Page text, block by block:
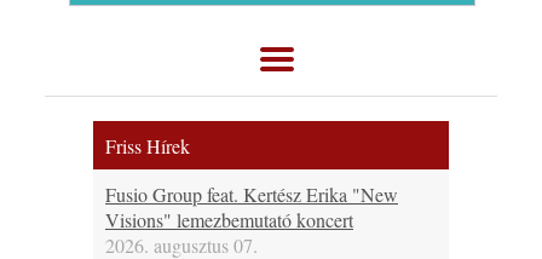
Friss Hírek
Fusio Group feat. Kertész Erika "New
Visions" lemezbemutató koncert
2026. augusztus 07.